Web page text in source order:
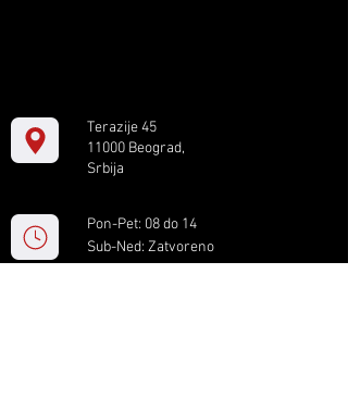
Terazije 45
11000 Beograd,
Srbija
Pon-Pet: 08 do 14
Sub-Ned: Zatvoreno